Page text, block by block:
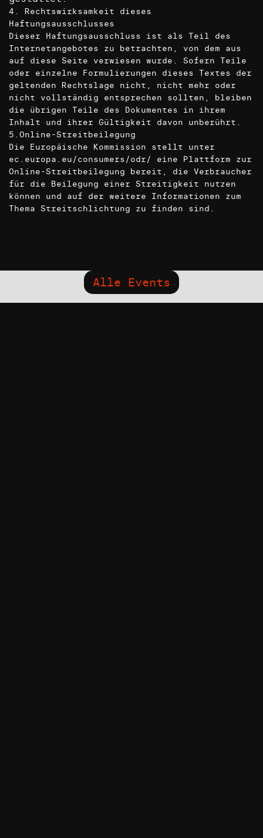
4. Rechtswirksamkeit dieses
Haftungsausschlusses
Dieser Haftungsausschluss ist als Teil des
Internetangebotes zu betrachten, von dem aus
auf diese Seite verwiesen wurde. Sofern Teile
oder einzelne Formulierungen dieses Textes der
geltenden Rechtslage nicht, nicht mehr oder
nicht vollständig entsprechen sollten, bleiben
die übrigen Teile des Dokumentes in ihrem
Inhalt und ihrer Gültigkeit davon unberührt.
5.Online-Streitbeilegung
Die Europäische Kommission stellt unter
ec.europa.eu/consumers/odr/ eine Plattform zur
Online-Streitbeilegung bereit, die Verbraucher
für die Beilegung einer Streitigkeit nutzen
können und auf der weitere Informationen zum
Thema Streitschlichtung zu finden sind.
Alle Events